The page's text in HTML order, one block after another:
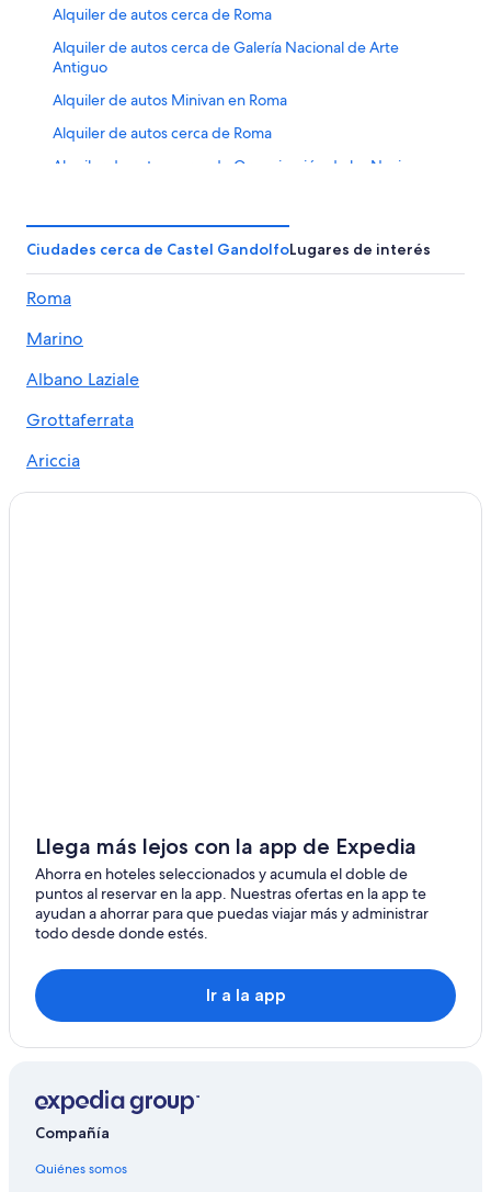
Alquiler de autos cerca de Roma
Alquiler de autos cerca de Galería Nacional de Arte
Antiguo
Alquiler de autos Minivan en Roma
Alquiler de autos cerca de Roma
Alquiler de autos cerca de Organización de las Naciones
Alquiler de autos cerca de Monti
Roma
Alquiler de autos cerca de EUR
Alquiler de autos cerca de Piazza San Bernardo
Ciudades cerca de Castel GandolfoLugares de interés
Roma
Marino
Albano Laziale
Grottaferrata
Ariccia
Rocca di Papa
Llega más lejos con la app de Expedia
Ahorra en hoteles seleccionados y acumula el doble de
puntos al reservar en la app. Nuestras ofertas en la app te
ayudan a ahorrar para que puedas viajar más y administrar
todo desde donde estés.
Ir a la app
Compañía
Quiénes somos